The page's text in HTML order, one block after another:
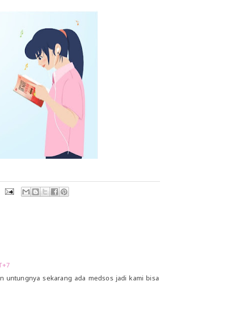
untungnya sekarang ada medsos jadi kami bisa